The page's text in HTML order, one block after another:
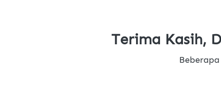
Terima Kasih,